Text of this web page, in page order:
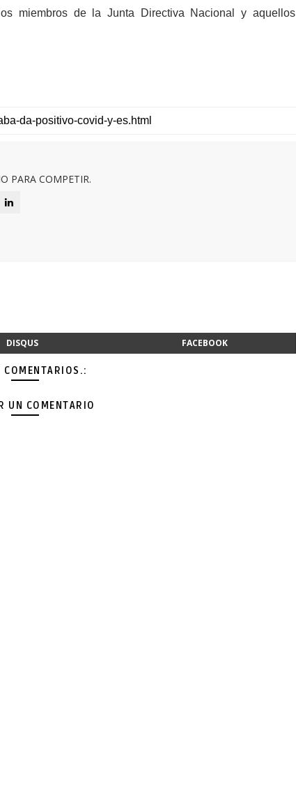
miembros de la Junta Directiva Nacional y aquellos
PARA COMPETIR.
DISQUS FACEBOOK
COMENTARIOS.:
UN COMENTARIO